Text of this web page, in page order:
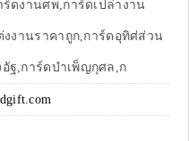
ดงานศพ,การ์ดเปล่างาน
งานราคาถูก,การ์ดอุทิศ่ส่วน
ฐ,การ์ดบำเพ็ญกุศล,ก